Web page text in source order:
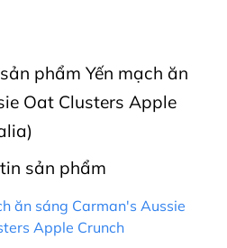
phẩm Yến mạch ăn
Oat Clusters Apple
sản phẩm
ăn sáng Carman's Aussie
Apple Crunch